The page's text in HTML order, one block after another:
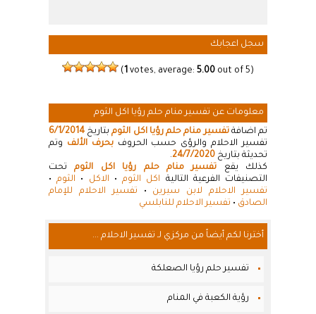
سجل اعجابك
( 1 votes, average: 5.00 out of 5)
معلومات عن تفسير منام حلم رؤيا اكل الثوم
تم اضافةتفسير منام حلم رؤيا اكل الثومبتاريخ6/1/2014
تفسير الاحلام والرؤى حسب الحروفبحرف الألف وتم
تحديثة بتاريخ 24/7/2020
.
كذلك يقع تفسير منام حلم رؤيا اكل الثومتحت
التصنيفات الفرعية التالية اكل الثوم• الاكل • الثوم•
تفسير الاحلام لابن سيرين • تفسير الاحلام للإمام
الصادق • تفسير الاحلام للنابلسي
أخترنا لكم أيضاً من مركزي لـ تفسير الاحلام ...
تفسير حلم رؤيا الصعلكة
رؤية الكعبة في المنام